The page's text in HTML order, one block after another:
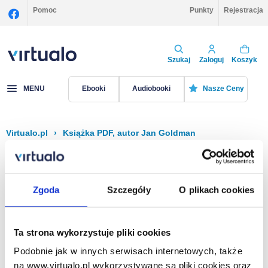
Zgoda Szczegóły O plikach cookies
Ta strona wykorzystuje pliki cookies
Podobnie jak w innych serwisach internetowych, także
na www.virtualo.pl wykorzystywane są pliki cookies oraz
Pomoc Punkty Rejestracja
Szukaj Zaloguj Koszyk
MENU Ebooki Audiobooki Nasze Ceny
Virtualo.pl › Książka PDF, autor Jan Goldman
Filtruj Sortuj
Na stronie